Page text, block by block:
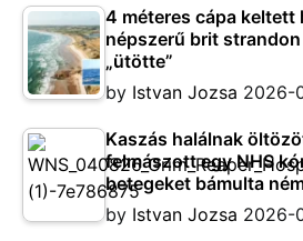
4 méteres cápa keltett
népszerű brit strandon
„ütötte”
by Istvan Jozsa 2026-
Kaszás halálnak
felmászott egy NHS
betegeket bámulta
by Istvan Jozsa 2026-